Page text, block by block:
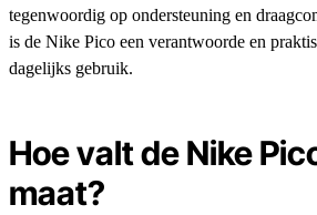
tegenwoordig op ondersteuning en
is de Nike Pico een verantwoorde en
dagelijks gebruik.
Hoe valt de Nike
maat?